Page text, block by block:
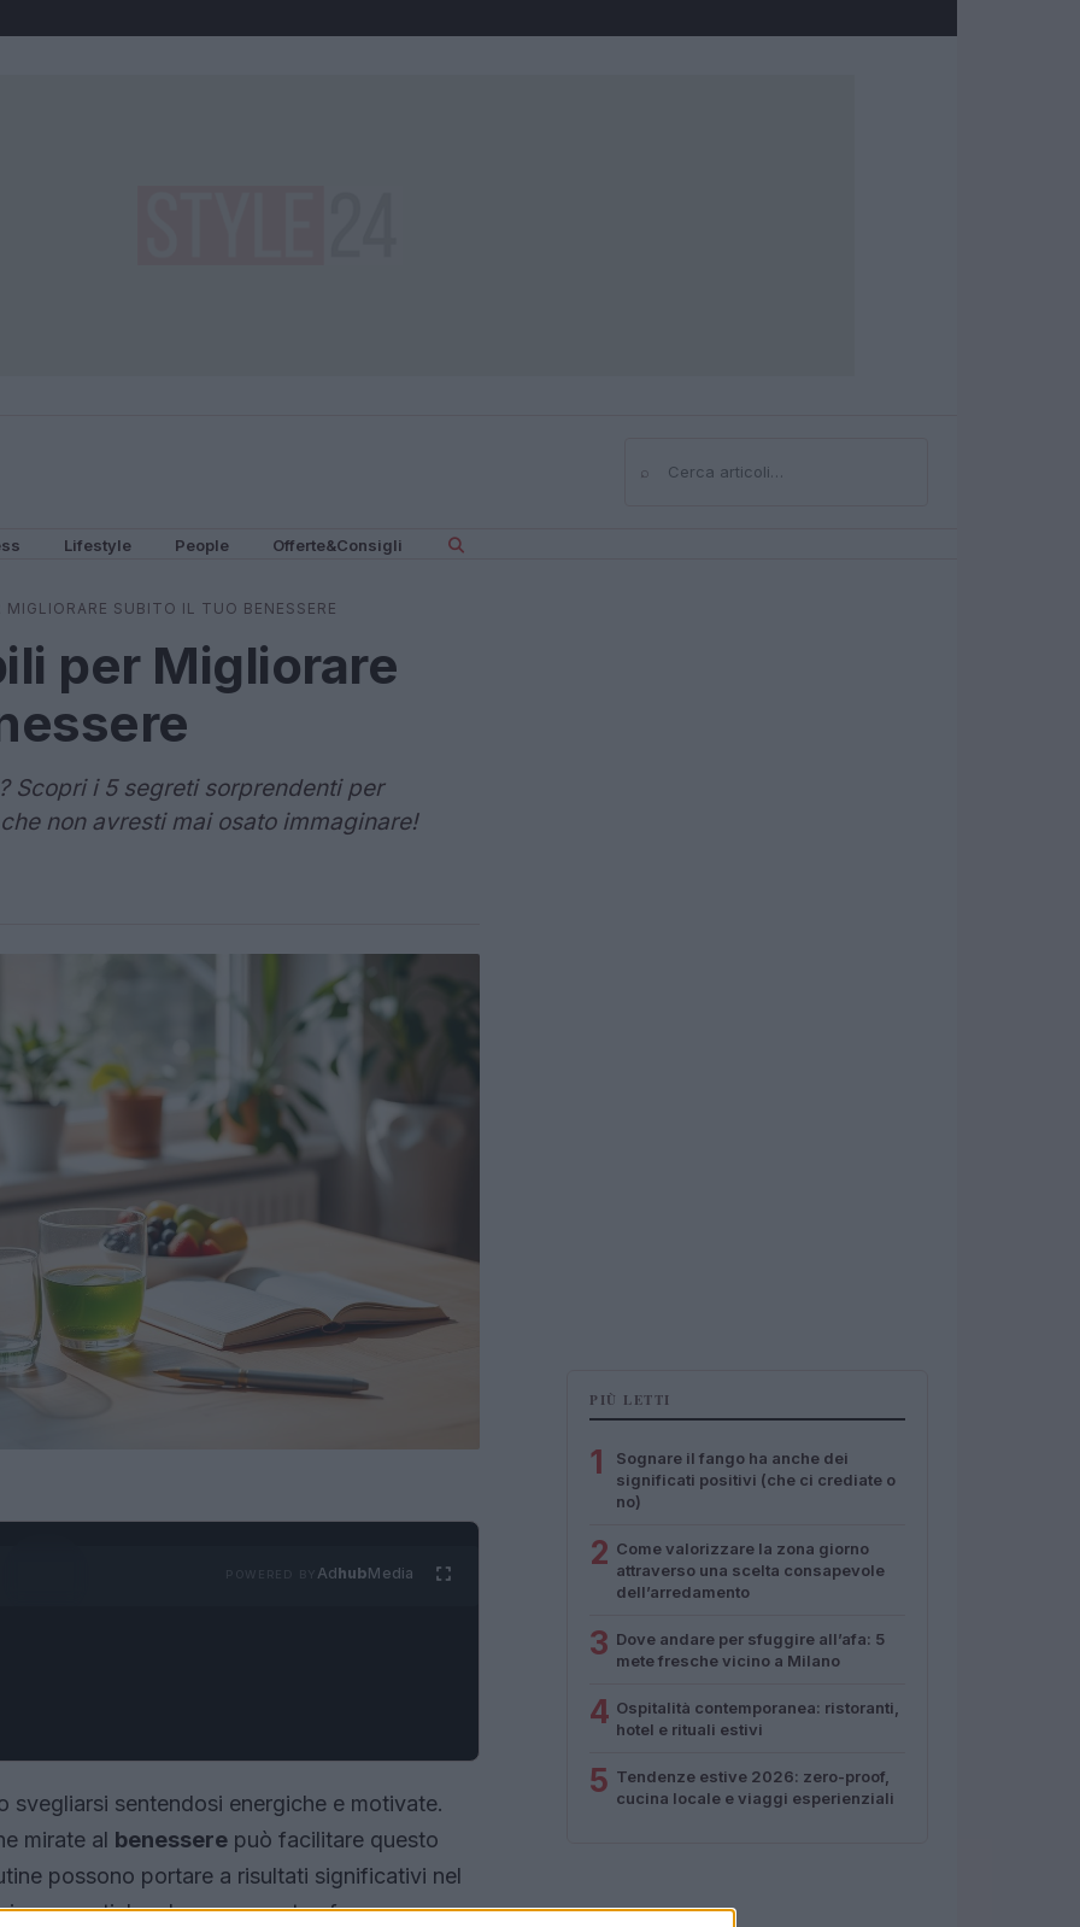
⌕Cerca
Lifestyle People Offerte&Consigli
SUBITO IL TUO BENESSERE
per Migliorare
Scopri i 5 segreti sorprendenti per
non avresti mai osato immaginare!
AdhubMedia
svegliarsi sentendosi energiche e motivate.
mirate al benessere può facilitare questo
possono portare a risultati significativi nel
pratiche che possono trasformare
PIÙ LETTI
1
Sognare il fango ha anche dei
significati positivi (che ci crediate o
no)
2 Come valorizzare la zona giorno
attraverso una scelta consapevole
dell’arredamento
3 Dove andare per sfuggire all’afa: 5
mete fresche vicino a Milano
4 Ospitalità contemporanea: ristoranti,
hotel e rituali estivi
5 Tendenze estive 2026: zero-proof,
cucina locale e viaggi esperienziali